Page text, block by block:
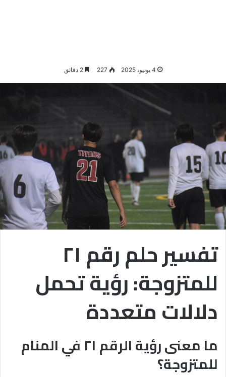
4 يونيو، 2025 227 2 دقائق
تفسير حلم رقم ٢١
للمتزوجة: رؤية تحمل
دلالات متعددة
ما معنى رؤية الرقم ٢١ في المنام
للمتزوجة؟